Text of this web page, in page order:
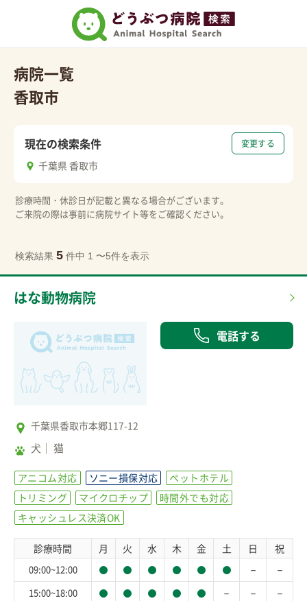
病院一覧
香取市
変更する
現在の検索条件
千葉県 香取市
診療時間・休診日が記載と異なる場合がございます。
ご来院の際は事前に病院サイト等をご確認ください。
検索結果 5 件中 1 〜5件を表示
はな動物病院
電話する
千葉県香取市本郷117-12
犬 猫
アニコム対応 ソニー損保対応
ペットホテル
トリミング
マイクロチップ
時間外でも対応
キャッシュレス決済OK
診療時間 月 火 水 木 金 土 日 祝
09:00~12:00 － －
15:00~18:00 － － －